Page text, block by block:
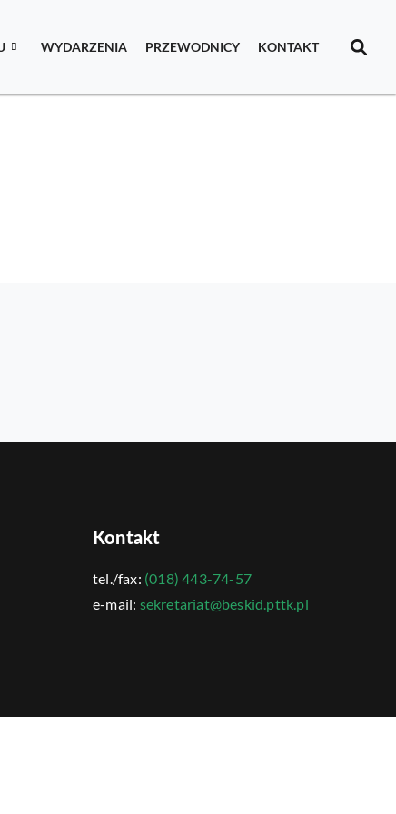
WYDARZENIA PRZEWODNICY KONTAKT
Kontakt
tel./fax: (018) 443-74-57
e-mail: sekretariat@beskid.pttk.pl